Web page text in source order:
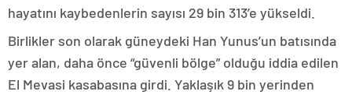
hayatını kaybedenlerin sayısı 29 bin 313’e yükseldi.
Birlikler son olarak güneydeki Han Yunus’un batısında
yer alan, daha önce “güvenli bölge” olduğu iddia edilen
El Mevasi kasabasına girdi. Yaklaşık 9 bin yerinden